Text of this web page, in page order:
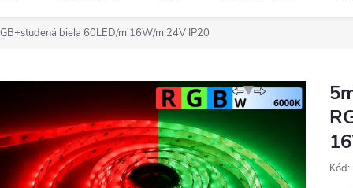
biela 60LED/m 16W/m 24V IP20
Kód: